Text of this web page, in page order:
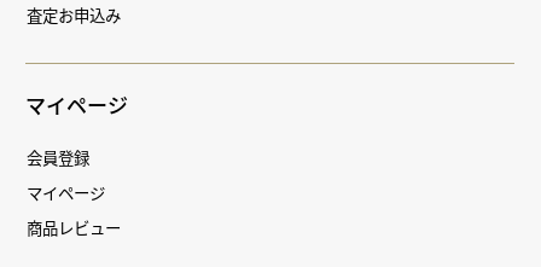
査定お申込み
マイページ
会員登録
マイページ
商品レビュー